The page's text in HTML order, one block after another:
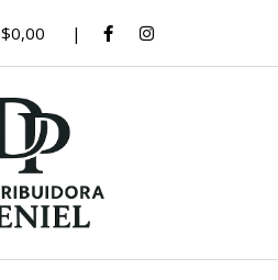
$0,00